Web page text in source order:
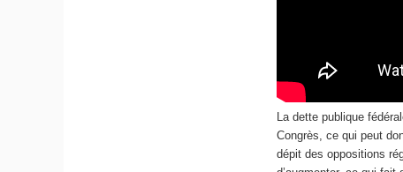
La dette publique
Congrès, ce qui peut
dépit des oppositions